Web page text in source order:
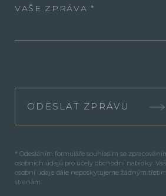
VAŠE ZPRÁVA
ODESLAT ZPRÁVU
* Odesláním formuláře souhlasím se
osobních údajů pro účely obchodní nabídky.
osobní údaje dále neposkytujeme žádným třetím
stranám.